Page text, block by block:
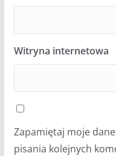
Witryna internetowa
Zapamiętaj moje
pisania kolejnych